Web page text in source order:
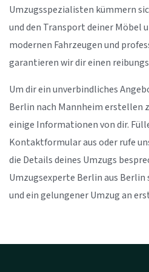
Umzugsspezialisten kümmern
und den Transport deiner Möbel
modernen Fahrzeugen und
garantieren wir dir einen
Um dir ein unverbindliches
Berlin nach Mannheim erstellen
einige Informationen von dir.
Kontaktformular aus oder rufe
die Details deines Umzugs
Umzugsexperte Berlin aus
und ein gelungener Umzug an